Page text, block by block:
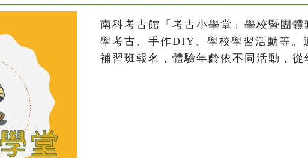
南科考古館「考古小學堂」學校暨團
學考古、手作DIY、學校學習活動等。
補習班報名，體驗年齡依不同活動，